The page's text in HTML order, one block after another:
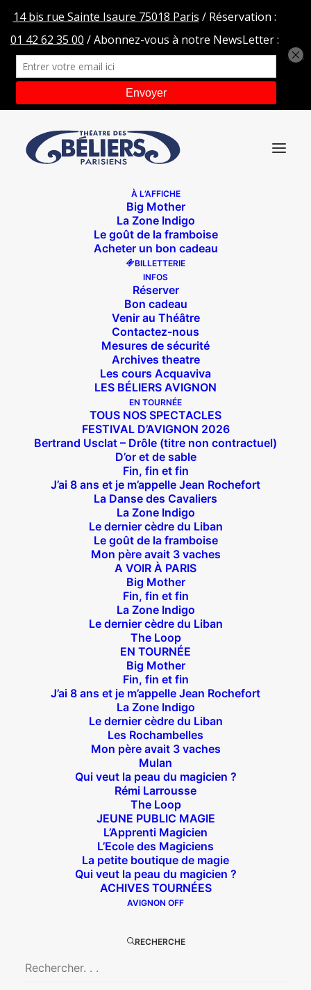
À L’AFFICHE
Big Mother
La Zone Indigo
Le goût de la framboise
Acheter un bon cadeau
BILLETTERIE
INFOS
Réserver
Bon cadeau
Venir au Théâtre
Contactez-nous
Mesures de sécurité
Archives theatre
Les cours Acquaviva
LES BÉLIERS AVIGNON
EN TOURNÉE
TOUS NOS SPECTACLES
FESTIVAL D’AVIGNON 2026
Bertrand Usclat – Drôle (titre non contractuel)
D’or et de sable
Fin, fin et fin
J’ai 8 ans et je m’appelle Jean Rochefort
La Danse des Cavaliers
La Zone Indigo
Le dernier cèdre du Liban
Le goût de la framboise
Mon père avait 3 vaches
A VOIR À PARIS
Big Mother
Fin, fin et fin
La Zone Indigo
Le dernier cèdre du Liban
The Loop
EN TOURNÉE
Big Mother
Fin, fin et fin
J’ai 8 ans et je m’appelle Jean Rochefort
La Zone Indigo
Le dernier cèdre du Liban
Les Rochambelles
Mon père avait 3 vaches
Mulan
Qui veut la peau du magicien ?
Rémi Larrousse
The Loop
JEUNE PUBLIC MAGIE
L’Apprenti Magicien
L’Ecole des Magiciens
La petite boutique de magie
Qui veut la peau du magicien ?
ACHIVES TOURNÉES
AVIGNON OFF
RECHERCHE
Ariane Mourier
Les Poupées persanes Ariane Mourier
Suivez nous !
Théâtre des Béliers Parisiens
14 bis rue Sainte Isaure 75018 Paris
Joffrin / Simplon – Loc :01 42 62 35 00
À l’affiche
Big Mother
Le goût de la framboise